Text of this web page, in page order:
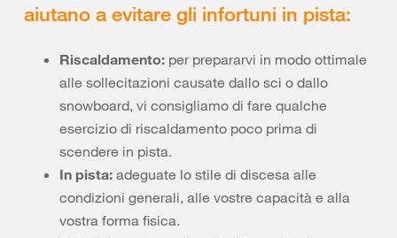
aiutano a evitare gli infortuni in pista:
Riscaldamento: per prepararvi in modo ottimale
alle sollecitazioni causate dallo sci o dallo
snowboard, vi consigliamo di fare qualche
esercizio di riscaldamento poco prima di
scendere in pista.
In pista: adeguate lo stile di discesa alle
condizioni generali, alle vostre capacità e alla
vostra forma fisica.